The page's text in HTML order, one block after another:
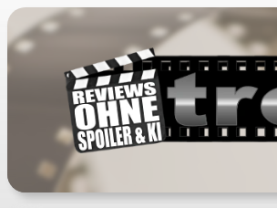
Zum
Inhalt
springen